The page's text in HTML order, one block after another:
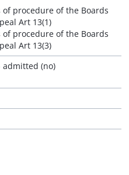
of procedure of the Boards
Art 13(1)
of procedure of the Boards
Art 13(3)
admitted (no)